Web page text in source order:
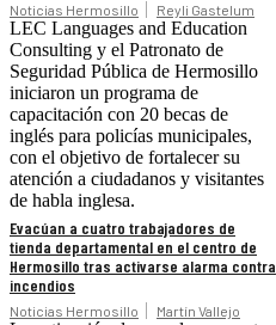
Noticias Hermosillo Reyli Gastelum
LEC Languages and Education
Consulting y el Patronato de
Seguridad Pública de Hermosillo
iniciaron un programa de
capacitación con 20 becas de
inglés para policías municipales,
con el objetivo de fortalecer su
atención a ciudadanos y visitantes
de habla inglesa.
Evacúan a cuatro trabajadores de
tienda departamental en el centro de
Hermosillo tras activarse alarma contra
incendios
Noticias Hermosillo Martín Vallejo